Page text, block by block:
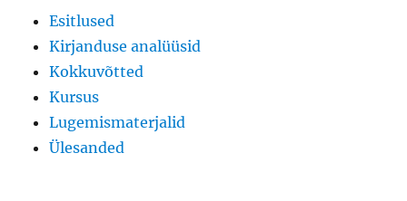
Esitlused
Kirjanduse analüüsid
Kokkuvõtted
Kursus
Lugemismaterjalid
Ülesanded